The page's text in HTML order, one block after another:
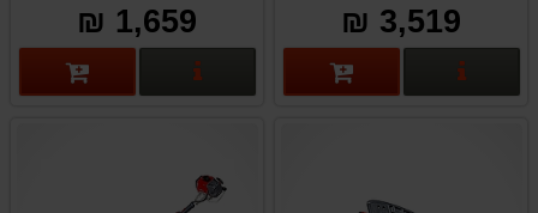
3,519 ₪
פרטים נוספים
1,659 ₪
פרטים נוספים